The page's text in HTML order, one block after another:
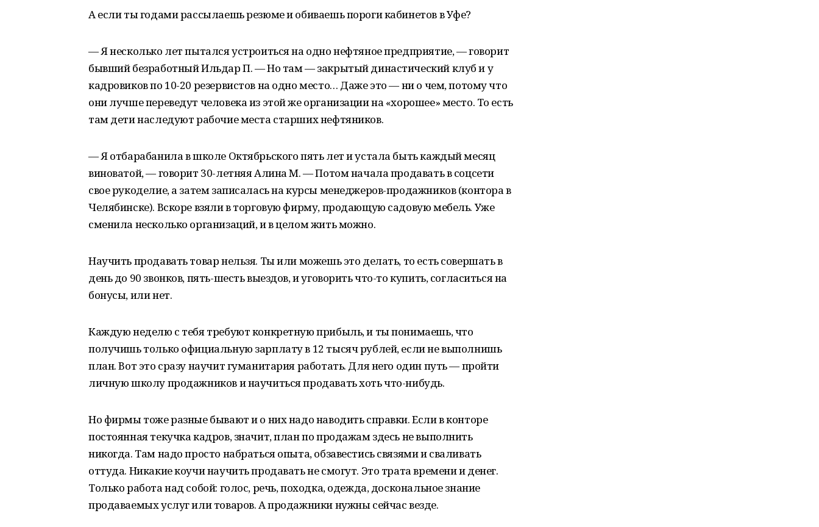
А если ты годами рассылаешь резюме и обиваешь пороги кабинетов в Уфе?
— Я несколько лет пытался устроиться на одно нефтяное предприятие, — говорит
бывший безработный Ильдар П. — Но там — закрытый династический клуб и у
кадровиков по 10-20 резервистов на одно место… Даже это — ни о чем, потому что
они лучше переведут человека из этой же организации на «хорошее» место. То есть
там дети наследуют рабочие места старших нефтяников.
— Я отбарабанила в школе Октябрьского пять лет и устала быть каждый месяц
виноватой, — говорит 30-летняя Алина М. — Потом начала продавать в соцсети
свое рукоделие, а затем записалась на курсы менеджеров-продажников (контора в
Челябинске). Вскоре взяли в торговую фирму, продающую садовую мебель. Уже
сменила несколько организаций, и в целом жить можно.
Научить продавать товар нельзя. Ты или можешь это делать, то есть совершать в
день до 90 звонков, пять-шесть выездов, и уговорить что-то купить, согласиться на
бонусы, или нет.
Каждую неделю с тебя требуют конкретную прибыль, и ты понимаешь, что
получишь только официальную зарплату в 12 тысяч рублей, если не выполнишь
план. Вот это сразу научит гуманитария работать. Для него один путь — пройти
личную школу продажников и научиться продавать хоть что-нибудь.
Но фирмы тоже разные бывают и о них надо наводить справки. Если в конторе
постоянная текучка кадров, значит, план по продажам здесь не выполнить
никогда. Там надо просто набраться опыта, обзавестись связями и сваливать
оттуда. Никакие коучи научить продавать не смогут. Это трата времени и денег.
Только работа над собой: голос, речь, походка, одежда, доскональное знание
продаваемых услуг или товаров. А продажники нужны сейчас везде.